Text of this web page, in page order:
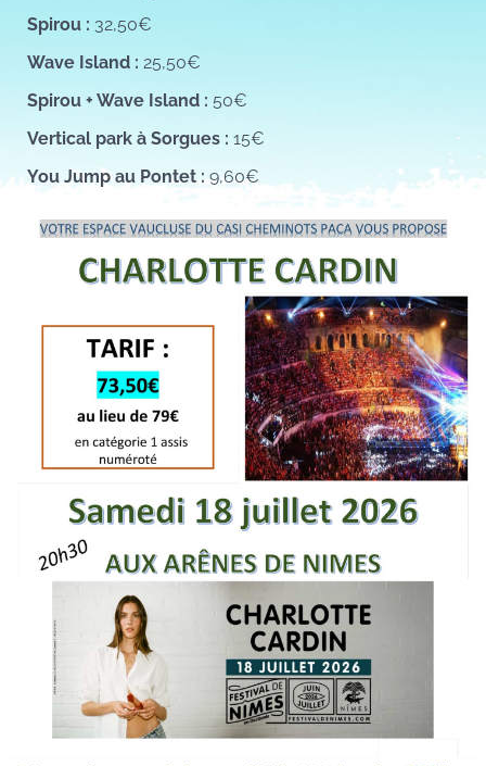
Spirou : 32,50€
Wave Island : 25,50€
Spirou + Wave Island : 50€
Vertical park à Sorgues : 15€
You Jump au Pontet :9,60€